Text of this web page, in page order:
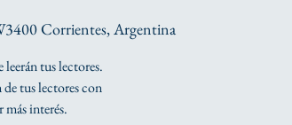
Corrientes, Argentina
leerán tus lectores.
tus lectores con
interés.